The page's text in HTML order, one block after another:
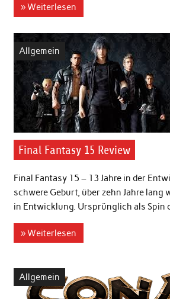
» Weiterlesen
Allgemein
Final Fantasy 15 Review
Final Fantasy 15 – 13 Jahre in der
schwere Geburt, über zehn Jahre lang
in Entwicklung. Ursprünglich als Spin
» Weiterlesen
Allgemein